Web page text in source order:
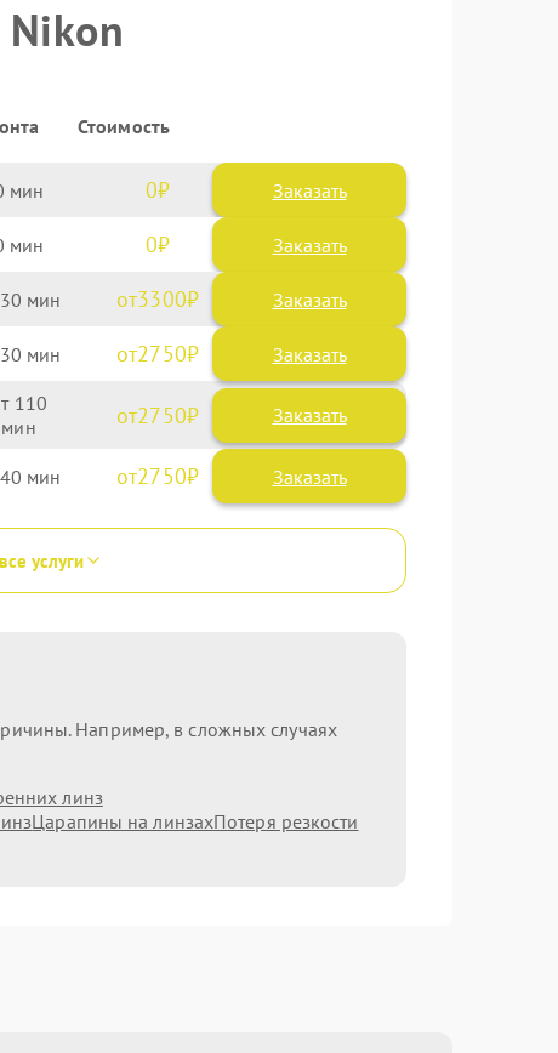
Nikon
Стоимость
0 Заказать
0 Заказать
30 3300
30 2750
110 2750
40 2750
услуги
Например, в сложных случаях
линз
Царапины на линзахПотеря резкости